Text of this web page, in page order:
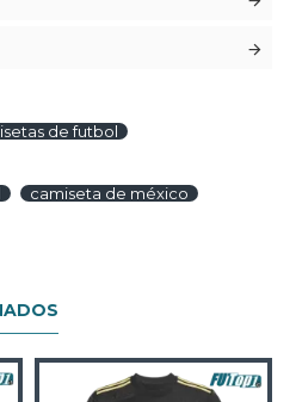
de futbol
camiseta de méxico